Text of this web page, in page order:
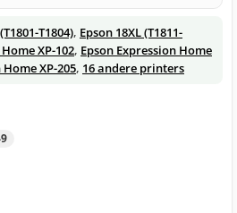
T1804), Epson 18XL (T1811-
XP-102, Epson Expression Home
XP-205, 16 andere printers